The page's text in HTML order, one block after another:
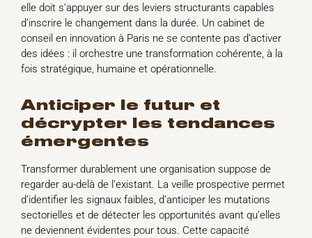
elle doit s’appuyer sur des leviers structurants capables
d’inscrire le changement dans la durée. Un cabinet de
conseil en innovation à Paris ne se contente pas d’activer
des idées : il orchestre une transformation cohérente, à la
fois stratégique, humaine et opérationnelle.
anticiper le futur et
décrypter les tendances
émergentes
Transformer durablement une organisation suppose de
regarder au-delà de l’existant. La veille prospective permet
d’identifier les signaux faibles, d’anticiper les mutations
sectorielles et de détecter les opportunités avant qu’elles
ne deviennent évidentes pour tous. Cette capacité